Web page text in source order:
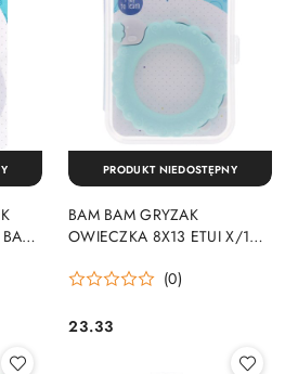
BAM BAM GRYZAK
OWIECZKA 8X13 ETUI X/188
(0)
Cena:
23.33
PRODUKT NIEDOSTĘPNY